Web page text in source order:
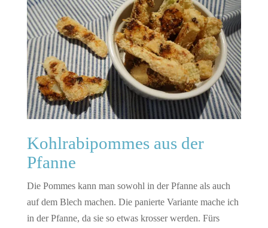
Kohlrabipommes aus der
Pfanne
Die Pommes kann man sowohl in der Pfanne als auch
auf dem Blech machen. Die panierte Variante mache ich
in der Pfanne, da sie so etwas krosser werden. Fürs